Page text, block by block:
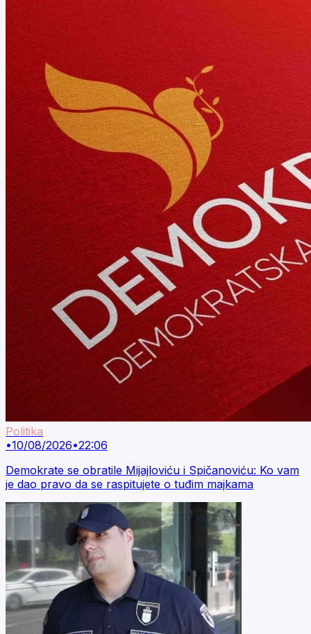
Politika
•10/08/2026•22:06
Demokrate se obratile Mijajloviću i Spičanoviću: Ko vam
je dao pravo da se raspitujete o tuđim majkama